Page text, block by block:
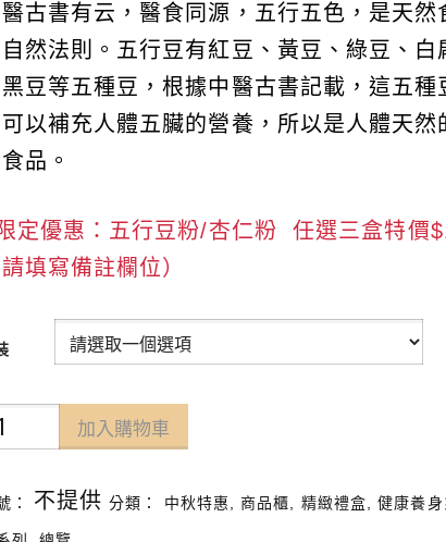
古書有云，醫食同源，五行五色，是天然
然法則。五行豆有紅豆、黃豆、綠豆、白
豆等五種豆，根據中醫古書記載，這五種
以補充人體五臟的營養，所以是人體天然
品。
限定優惠： 五行豆粉/杏仁粉 任選三盒特價
填寫備註欄位）
加入購物車
： 不提供 分類： 中秋特惠 ,商品櫃 精緻禮盒 ,健康養身